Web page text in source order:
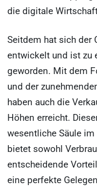
die digitale
Seitdem hat sich der
entwickelt und ist zu
geworden. Mit dem
und der
haben auch die
Höhen erreicht.
wesentliche Säule im
bietet sowohl
entscheidende
eine perfekte